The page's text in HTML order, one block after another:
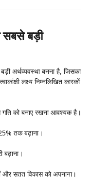
सबसे बड़ी
अर्थव्यवस्था बनना है, जिसका
लक्ष्य निम्नलिखित कारकों
गति को बनाए रखना आवश्यक है।
तक बढ़ाना।
बढ़ाना।
और सतत विकास को अपनाना।